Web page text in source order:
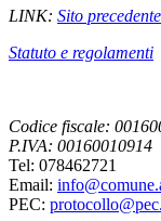
LINK: Sito precedente
Statuto e regolamenti
Codice fiscale:
P.IVA: 00160010914
Tel: 078462721
Email:
PEC: